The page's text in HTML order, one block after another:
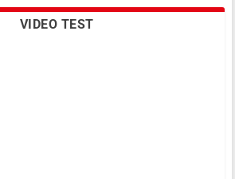
VIDEO TEST